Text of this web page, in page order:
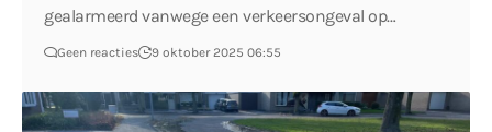
gealarmeerd vanwege een verkeersongeval op…
Geen reacties 9 oktober 2025 06:55